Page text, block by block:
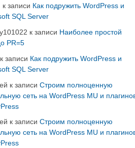
к записи Как подружить WordPress и
SQL Server
к записи Наиболее простой
PR=5
записи Как подружить WordPress и
SQL Server
к записи Строим полноценную
сеть на WordPress MU и
к записи Строим полноценную
сеть на WordPress MU и